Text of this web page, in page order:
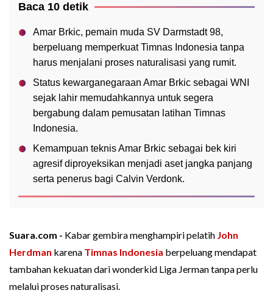
Baca 10 detik
Amar Brkic, pemain muda SV Darmstadt 98,
berpeluang memperkuat Timnas Indonesia tanpa
harus menjalani proses naturalisasi yang rumit.
Status kewarganegaraan Amar Brkic sebagai WNI
sejak lahir memudahkannya untuk segera
bergabung dalam pemusatan latihan Timnas
Indonesia.
Kemampuan teknis Amar Brkic sebagai bek kiri
agresif diproyeksikan menjadi aset jangka panjang
serta penerus bagi Calvin Verdonk.
Suara.com - Kabar gembira menghampiri pelatih John
Herdman karena Timnas Indonesia berpeluang mendapat
tambahan kekuatan dari wonderkid Liga Jerman tanpa perlu
melalui proses naturalisasi.